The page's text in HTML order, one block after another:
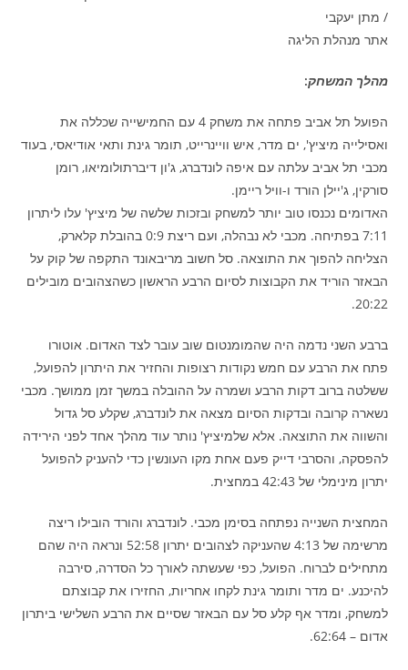
אתר מנהלת הליגה
מהלך המשחק:
הפועל תל אביב פתחה את משחק 4 עם החמישייה שכללה את
ואסילייה מיציץ', ים מדר, איש וויינרייט, תומר גינת ותאי אודיאסי, בעוד
מכבי תל אביב עלתה עם איפה לונדברג, ג'ון דיברתולומיאו, רומן
סורקין, ג'יילן הורד ו-וויל ריימן.
האדומים נכנסו טוב יותר למשחק ובזכות שלשה של מיציץ' עלו ליתרון
7:11 בפתיחה. מכבי לא נבהלה, ועם ריצת 0:9 בהובלת קלארק,
הצליחה להפוך את התוצאה. סל חשוב מריבאונד התקפה של קוק על
הבאזר הוריד את הקבוצות לסיום הרבע הראשון כשהצהובים מובילים
20:22.
ברבע השני נדמה היה שהמומנטום שוב עובר לצד האדום. אוטורו
פתח את הרבע עם חמש נקודות רצופות והחזיר את היתרון להפועל,
ששלטה ברוב דקות הרבע ושמרה על ההובלה במשך זמן ממושך. מכבי
נשארה קרובה ובדקות הסיום מצאה את לונדברג, שקלע סל גדול
והשווה את התוצאה. אלא שלמיציץ' נותר עוד מהלך אחד לפני הירידה
להפסקה, והסרבי דייק פעם אחת מקו העונשין כדי להעניק להפועל
יתרון מינימלי של 42:43 במחצית.
המחצית השנייה נפתחה בסימן מכבי. לונדברג והורד הובילו ריצה
מרשימה של 4:13 שהעניקה לצהובים יתרון 52:58 ונראה היה שהם
מתחילים לברוח. הפועל, כפי שעשתה לאורך כל הסדרה, סירבה
להיכנע. ים מדר ותומר גינת לקחו אחריות, החזירו את קבוצתם
למשחק, ומדר אף קלע סל עם הבאזר שסיים את הרבע השלישי ביתרון
אדום – 62:64.